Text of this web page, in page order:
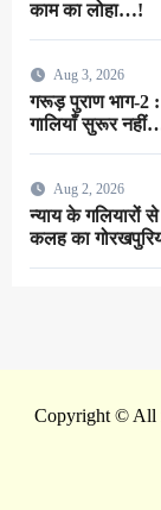
काम का लोहा…!
Aug 3, 2026
गरूड़ पुराण भाग-
गालियाँ सुरूर
Aug 2, 2026
न्याय के
कलह का
Copyright © All